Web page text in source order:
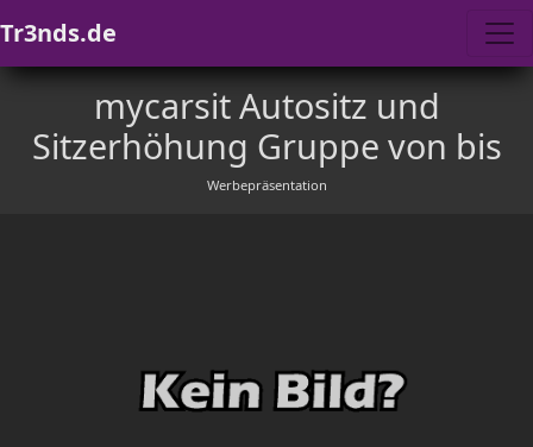
Tr3nds.de
mycarsit Autositz und
Sitzerhöhung Gruppe von bis
Werbepräsentation